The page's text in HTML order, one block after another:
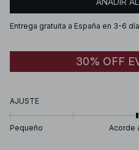
Entrega gratuita a España en 3-6
30% OFF
AJUSTE
Pequeño Acorde